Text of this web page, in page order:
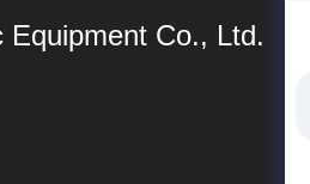
Equipment Co., Ltd.